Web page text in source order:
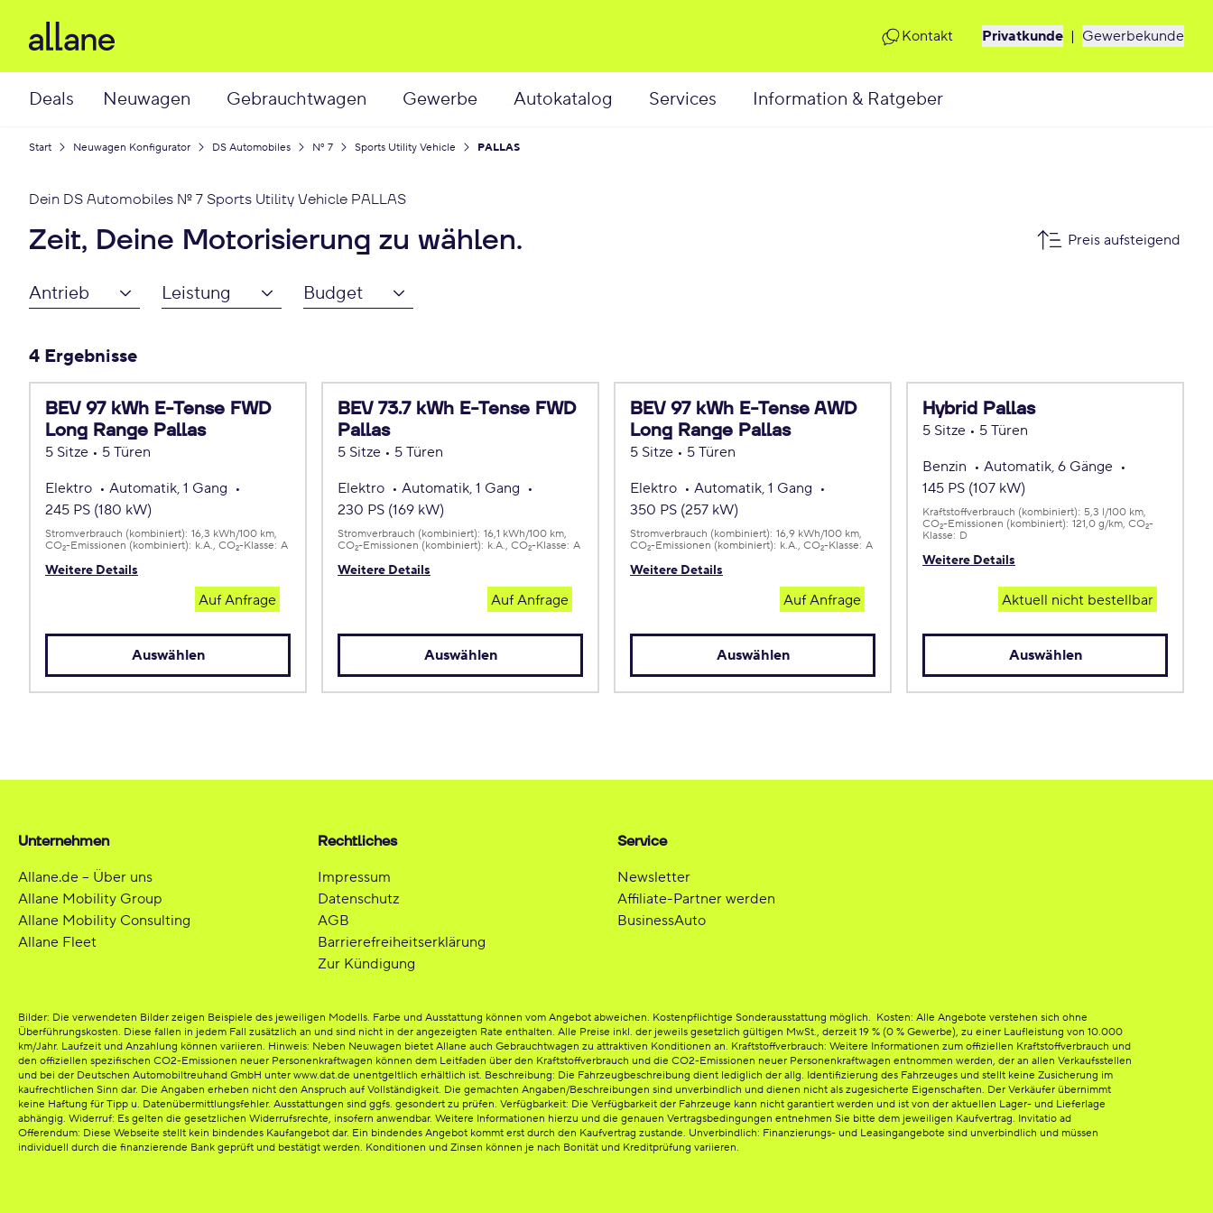
Deals Neuwagen Gebrauchtwagen Gewerbe Autokatalog Services Information & Ratgeber
Kontakt Privatkunde | Gewerbekunde
Dein DS Automobiles Nº 7 Sports Utility Vehicle PALLAS
Zeit, Deine Motorisierung zu wählen. Preis aufsteigend
Antrieb Leistung Budget
4 Ergebnisse
BEV 97 kWh E-Tense FWD
Long Range Pallas
5 Sitze • 5 Türen
Elektro
Automatik, 1 Gang
245 PS (180 kW)
Weitere Details
Stromverbrauch (kombiniert): 16,3 kWh/100 km
CO2-Emissionen (kombiniert): k.A. CO2-Klasse: A
Auf Anfrage
Auswählen
BEV 73.7 kWh E-Tense FWD
Pallas
5 Sitze • 5 Türen
Elektro
Automatik, 1 Gang
230 PS (169 kW)
Weitere Details
Stromverbrauch (kombiniert): 16,1 kWh/100 km
CO2-Emissionen (kombiniert): k.A. CO2-Klasse: A
Auf Anfrage
Auswählen
BEV 97 kWh E-Tense AWD
Long Range Pallas
5 Sitze • 5 Türen
Elektro
Automatik, 1 Gang
350 PS (257 kW)
Weitere Details
Stromverbrauch (kombiniert): 16,9 kWh/100 km
CO2-Emissionen (kombiniert): k.A. CO2-Klasse: A
Auf Anfrage
Auswählen
Hybrid Pallas
5 Sitze • 5 Türen
Benzin
Automatik, 6 Gänge
145 PS (107 kW)
Weitere Details
Kraftstoffverbrauch (kombiniert): 5,3 l/100 km
CO2-Emissionen (kombiniert): 121,0 g/km CO2-
Klasse: D
Aktuell nicht bestellbar
Auswählen
Start Neuwagen Konfigurator DS Automobiles Nº 7 Sports Utility Vehicle PALLAS
Unternehmen
Allane.de – Über uns
Allane Mobility Group
Allane Mobility Consulting
Allane Fleet
Rechtliches
Impressum
Datenschutz
AGB
Barrierefreiheitserklärung
Zur Kündigung
Service
Newsletter
Affiliate-Partner werden
BusinessAuto
Bilder: Die verwendeten Bilder zeigen Beispiele des jeweiligen Modells. Farbe und Ausstattung können vom Angebot abweichen. Kostenpflichtige Sonderausstattung möglich. Kosten: Alle Angebote verstehen sich ohne
Überführungskosten. Diese fallen in jedem Fall zusätzlich an und sind nicht in der angezeigten Rate enthalten. Alle Preise inkl. der jeweils gesetzlich gültigen MwSt., derzeit 19 % (0 % Gewerbe), zu einer Laufleistung von 10.000
km/Jahr. Laufzeit und Anzahlung können variieren. Hinweis: Neben Neuwagen bietet Allane auch Gebrauchtwagen zu attraktiven Konditionen an. Kraftstoffverbrauch: Weitere Informationen zum offiziellen Kraftstoffverbrauch und
den offiziellen spezifischen CO2-Emissionen neuer Personenkraftwagen können dem Leitfaden über den Kraftstoffverbrauch und die CO2-Emissionen neuer Personenkraftwagen entnommen werden, der an allen Verkaufsstellen
und bei der Deutschen Automobiltreuhand GmbH unter www.dat.de unentgeltlich erhältlich ist. Beschreibung: Die Fahrzeugbeschreibung dient lediglich der allg. Identifizierung des Fahrzeuges und stellt keine Zusicherung im
kaufrechtlichen Sinn dar. Die Angaben erheben nicht den Anspruch auf Vollständigkeit. Die gemachten Angaben/Beschreibungen sind unverbindlich und dienen nicht als zugesicherte Eigenschaften. Der Verkäufer übernimmt
keine Haftung für Tipp u. Datenübermittlungsfehler. Ausstattungen sind ggfs. gesondert zu prüfen. Verfügbarkeit: Die Verfügbarkeit der Fahrzeuge kann nicht garantiert werden und ist von der aktuellen Lager- und Lieferlage
abhängig. Widerruf: Es gelten die gesetzlichen Widerrufsrechte, insofern anwendbar. Weitere Informationen hierzu und die genauen Vertragsbedingungen entnehmen Sie bitte dem jeweiligen Kaufvertrag. Invitatio ad
Offerendum: Diese Webseite stellt kein bindendes Kaufangebot dar. Ein bindendes Angebot kommt erst durch den Kaufvertrag zustande. Unverbindlich: Finanzierungs- und Leasingangebote sind unverbindlich und müssen
individuell durch die finanzierende Bank geprüft und bestätigt werden. Konditionen und Zinsen können je nach Bonität und Kreditprüfung variieren.